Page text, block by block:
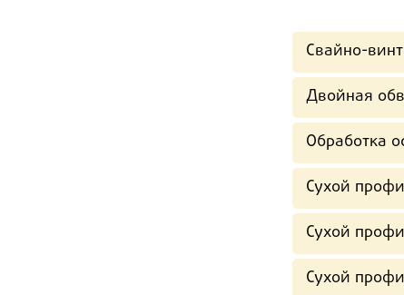
Свайно-
Двойная
Обработка
Сухой
Сухой
Сухой